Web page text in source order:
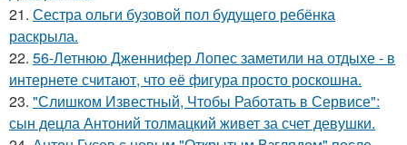
21. Сестра ольги бузовой пол будущего ребёнка
раскрыла.
22. 56-Летнюю Дженнифер Лопес заметили на отдыхе - в
интернете считают, что её фигура просто роскошна.
23. "Слишком Известный, Чтобы Работать в Сервисе":
сын децла Антоний толмацкий живет за счет девушки.